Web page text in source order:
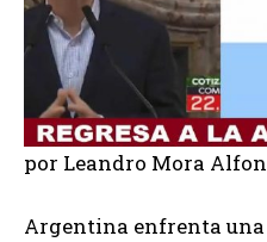
por Leandro Mora
Argentina enfrenta